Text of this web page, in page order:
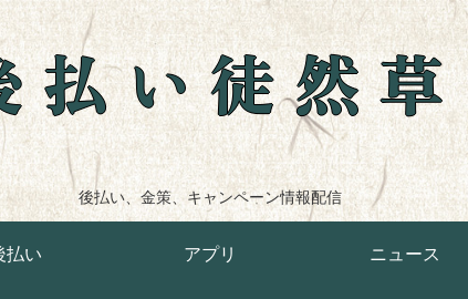
払い徒然草
後払い、金策、キャンペーン情報配信
払い アプリ ニュース